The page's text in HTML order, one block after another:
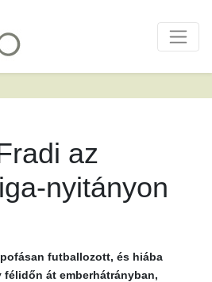
az
nyitányon
futballozott, és hiába
át emberhátrányban,